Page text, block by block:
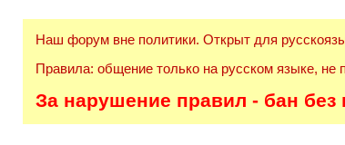
Наш форум вне политики. Открыт для
Правила: общение только на русском языке, не
За нарушение правил - бан без